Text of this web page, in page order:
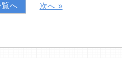
覧へ 次へ »